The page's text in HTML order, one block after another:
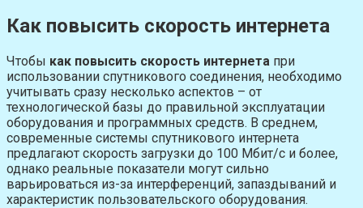
Как повысить скорость интернета
Чтобы как повысить скорость интернета при
использовании спутникового соединения, необходимо
учитывать сразу несколько аспектов – от
технологической базы до правильной эксплуатации
оборудования и программных средств. В среднем,
современные системы спутникового интернета
предлагают скорость загрузки до 100 Мбит/с и более,
однако реальные показатели могут сильно
варьироваться из-за интерференций, запаздываний и
характеристик пользовательского оборудования.